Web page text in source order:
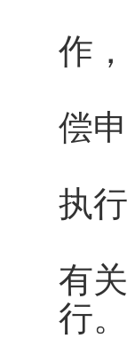
第
作
上
偿
第
执行
第
有
行。